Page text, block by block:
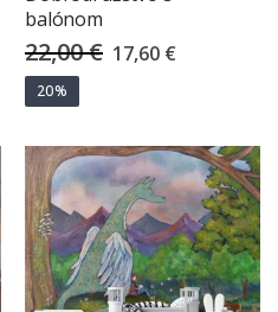
balónom
22,00 € Special
Price
17,60 €
20%